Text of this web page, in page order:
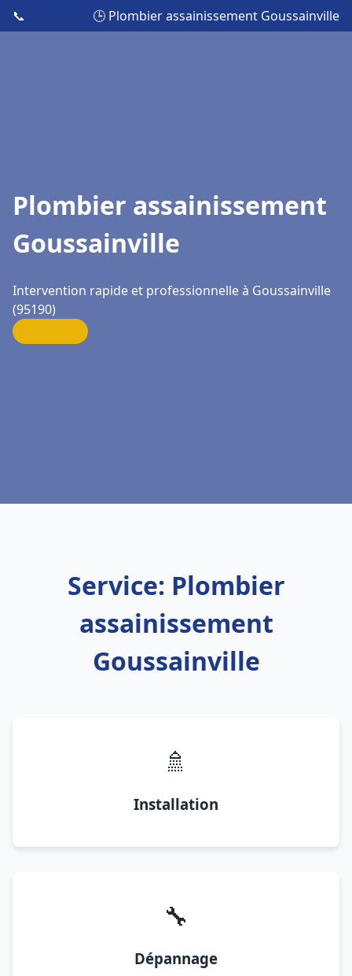
📞 🕒 Plombier assainissement Goussainville
Plombier assainissement
Goussainville
Intervention rapide et professionnelle à Goussainville
(95190)
Service: Plombier
assainissement
Goussainville
🚿
Installation
🔧
Dépannage